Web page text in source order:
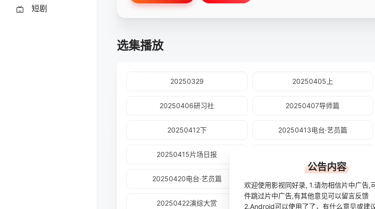
短剧
选集播放
20250329 20250405上
20250406研习社 20250407导师篇
20250412下 20250413电台·艺员篇
20250415片场日报
20250420电台·艺员篇
20250422演综大赏 20250423直击片场
公告内容
欢迎使用影视同好录, 1.请勿相信片中广告,
件跳过片中广告,有其他意见可以留言反馈
2.Android可以使用了了，有什么意见或建